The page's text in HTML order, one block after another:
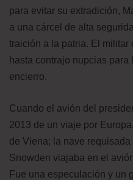
para evitar su extradición,
a una cárcel de alta
traición a la patria. El militar
hasta contrajo nupcias
encierro.
Cuando el avión del
2013 de un viaje por
de Viena; la nave
Snowden viajaba en el
Fue una especulación y un